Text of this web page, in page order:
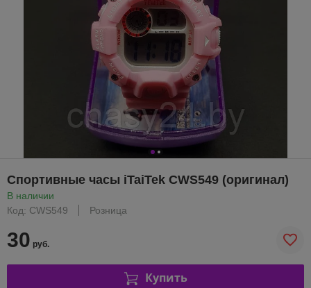
Спортивные часы iTaiTek CWS549 (оригинал)
В наличии
Код: CWS549
Розница
30 руб.
Купить